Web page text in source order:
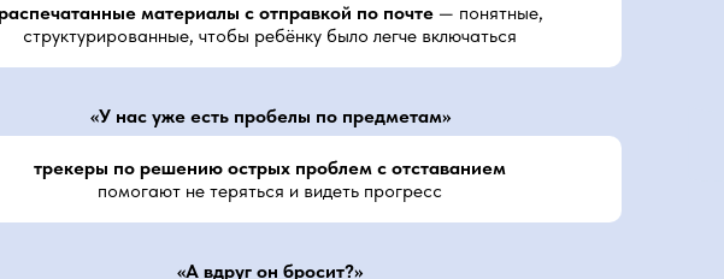
«А вдруг он бросит?»
трекеры по решению острых проблем с отставанием
помогают не теряться и видеть прогресс
«У нас уже есть пробелы по предметам»
материалы с отправкой по почте— понятные,
структурированные, чтобы ребёнку было легче включаться